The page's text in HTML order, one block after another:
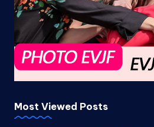
Most Viewed Posts